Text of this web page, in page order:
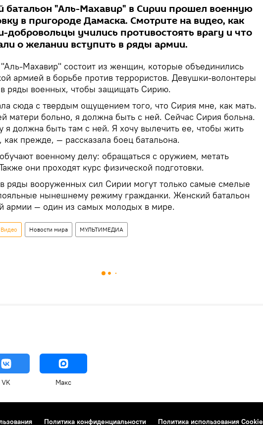
батальон "Аль-Махавир" в Сирии прошел военную
в пригороде Дамаска. Смотрите на видео, как
добровольцы учились противостоять врагу и что
о желании вступить в ряды армии.
"Аль-Махавир" состоит из женщин, которые объединились
армией в борьбе против террористов. Девушки-волонтеры
в ряды военных, чтобы защищать Сирию.
сюда с твердым ощущением того, что Сирия мне, как мать.
матери больно, я должна быть с ней. Сейчас Сирия больна.
я должна быть там с ней. Я хочу вылечить ее, чтобы жить
как прежде, — рассказала боец батальона.
военному делу: обращаться с оружием, метать
они проходят курс физической подготовки.
в ряды вооруженных сил Сирии могут только самые смелые
нынешнему режиму гражданки. Женский батальон
армии — один из самых молодых в мире.
Видео Новости мира МУЛЬТИМЕДИА
VK Макс
Политика конфиденциальности Политика использования Cookie